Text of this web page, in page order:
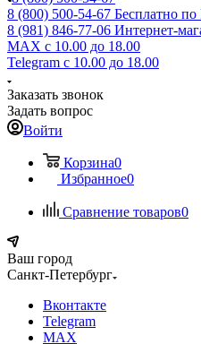
8 (800) 500-54-67 Бесплатно
8 (981) 846-77-06 Интернет-
MAX с 10.00 до 18.00
Telegram с 10.00 до 18.00
Заказать звонок
Задать вопрос
Войти
Корзина0
Избранное0
Сравнение товаров0
Ваш город
Санкт-Петербург
Вконтакте
Telegram
MAX